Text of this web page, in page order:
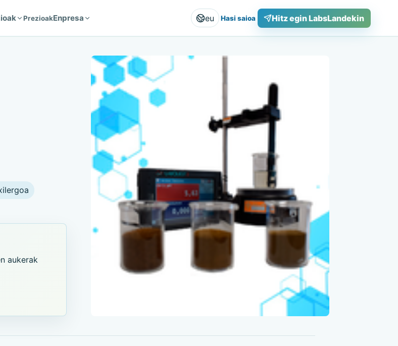
PrezioakEnpresa eu Hasi saioa Hitz egin LabsLandekin
aukerak